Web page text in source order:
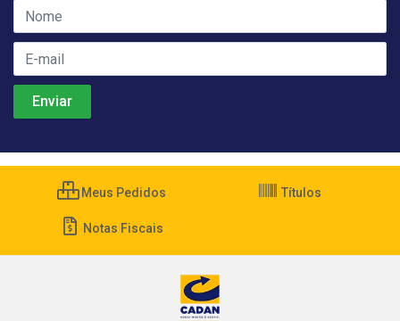
Meus Pedidos Títulos
Notas Fiscais